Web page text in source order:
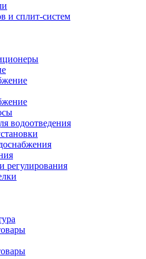
и сплит-систем
водоотведения
регулирования